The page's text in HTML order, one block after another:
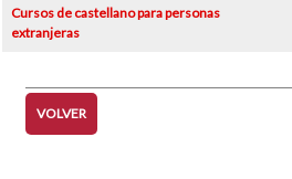
Cursos de castellano para personas
extranjeras
VOLVER